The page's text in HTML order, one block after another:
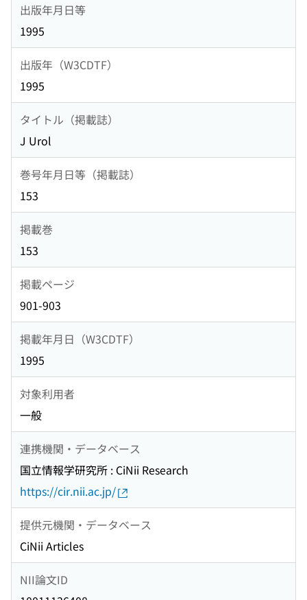
出版年月日等
1995
出版年（W3CDTF）
1995
タイトル（掲載誌）
J Urol
巻号年月日等（掲載誌）
153
掲載巻
153
掲載ページ
901-903
掲載年月日（W3CDTF）
1995
対象利用者
一般
連携機関・データベース
国立情報学研究所 : CiNii Research
https://cir.nii.ac.jp/
提供元機関・データベース
CiNii Articles
NII論文ID